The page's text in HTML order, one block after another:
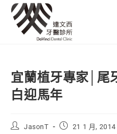
宜蘭植牙專家│尾
白迎馬年
JasonT 21 1 月, 2014